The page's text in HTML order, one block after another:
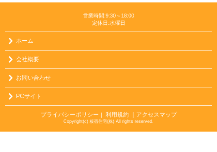
営業時間:9:30～18:00
定休日:水曜日
ホーム
会社概要
お問い合わせ
PCサイト
プライバシーポリシー ｜ 利用規約 ｜アクセスマップ
Copyright(c) 板宿住宅(株) All rights reserved.